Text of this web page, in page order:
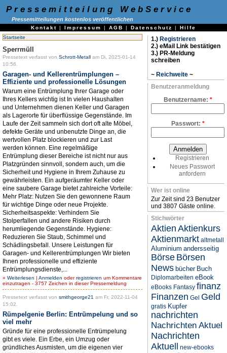
Pressemitteilung WebService
Pressemitteilungen kostenlos veröffentlichen
Kontakt | Impressum | AGB | Datenschutz | Hilfe
Startseite
Sperrmüll
Pressetext verfasst von Schrott-Metall am Di, 2025-01-14
10:56.
Garagen- und Kellerentrümplungen –
Effiziente und professionelle Lösungen
Warum eine Entrümplung Ihrer Garage oder
Ihres Kellers wichtig ist In vielen Haushalten
und Unternehmen dienen Keller und Garagen
als Lagerorte für überflüssige Gegenstände. Im
Laufe der Zeit sammeln sich dort oft alte Möbel,
defekte Geräte und unbenutzte Dinge an, die
wertvollen Platz blockieren und zur Last
werden können. Eine regelmäßige
Entrümplung dieser Bereiche ist nicht nur aus
Platzgründen sinnvoll, sondern auch, um die
Sicherheit und Hygiene in Ihrem Zuhause zu
gewährleisten. Ein aufgeräumter Keller oder
eine saubere Garage bietet zahlreiche Vorteile:
Mehr Platz: Nutzen Sie den gewonnene Raum
für wichtige Dinge oder neue Projekte.
Sicherheitsaspekte: Verhindern Sie
Stolperfallen und andere Risiken durch
herumliegende Gegenstände. Hygiene:
Reduzieren Sie Staub, Schimmel und
Schädlingsbefall. Unsere Leistungen für
Garagen- und Kellerentrümplungen Wir bieten
Ihnen professionelle und effiziente
Entrümplungsdienste,...
» Weiterlesen | Anmelden oderregistrieren um Kommentare
einzutragen - 3757 Zeichen in dieser Pressemeldung
Pressetext verfasst von smithgeorge21 am Fr, 2022-11-04
15:02.
Rümpelgenie Berlin: Entrümpelung und so
viel mehr
Gründe für eine professionelle Entrümpelung
gibt es viele. Ein Erbe, ein Umzug oder
gründliches Ausmisten, um die eigenen vier
1.) Registrieren
2.) eMail Link bestätigen
3.) PR-Meldung
schreiben
~ Reichweite ~
Benutzeranmeldung
Benutzername: *
Passwort: *
Registrieren
Neues Passwort
anfordern
Wer ist online
Zur Zeit sind 23 Benutzer
und 3807 Gäste online.
Stichwörter
Aktien Aktienkurs
Aktienmarkt altmetall
Aluminium andersseitig
Börse Börsen
News bücher Buch
Diplomarbeiten eBook
eBooks Fantasy finanz
Finanzen Gel Geld
gratis Kupfer
nachrichten
Nachrichten Aktuel
Nachrichten
Aktuell
new-ebooks